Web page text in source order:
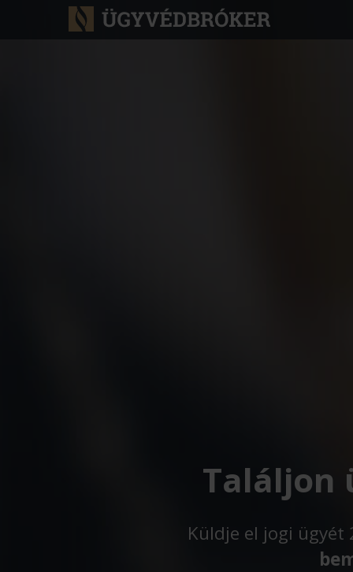
Találjon
Küldje el jogi